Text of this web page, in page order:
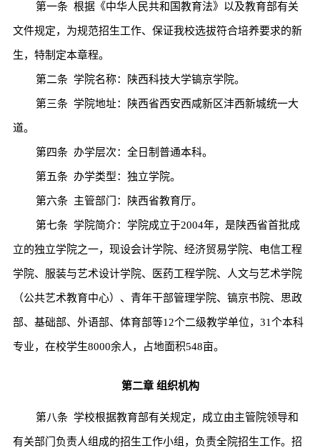
第一条 根据《中华人民共和国教育法》以及教育部有关
文件规定，为规范招生工作、保证我校选拔符合培养要求的新
生，特制定本章程。
第二条 学院名称：陕西科技大学镐京学院。
第三条 学院地址：陕西省西安西咸新区沣西新城统一大
道。
第四条 办学层次：全日制普通本科。
第五条 办学类型：独立学院。
第六条 主管部门：陕西省教育厅。
第七条 学院简介：学院成立于2004年，是陕西省首批成
立的独立学院之一，现设会计学院、经济贸易学院、电信工程
学院、服装与艺术设计学院、医药工程学院、人文与艺术学院
（公共艺术教育中心）、青年干部管理学院、镐京书院、思政
部、基础部、外语部、体育部等12个二级教学单位， 31个本科
专业，在校学生8000余人，占地面积548亩。
第二章 组织机构
第八条 学校根据教育部有关规定，成立由主管院领导和
有关部门负责人组成的招生工作小组，负责全院招生工作。招